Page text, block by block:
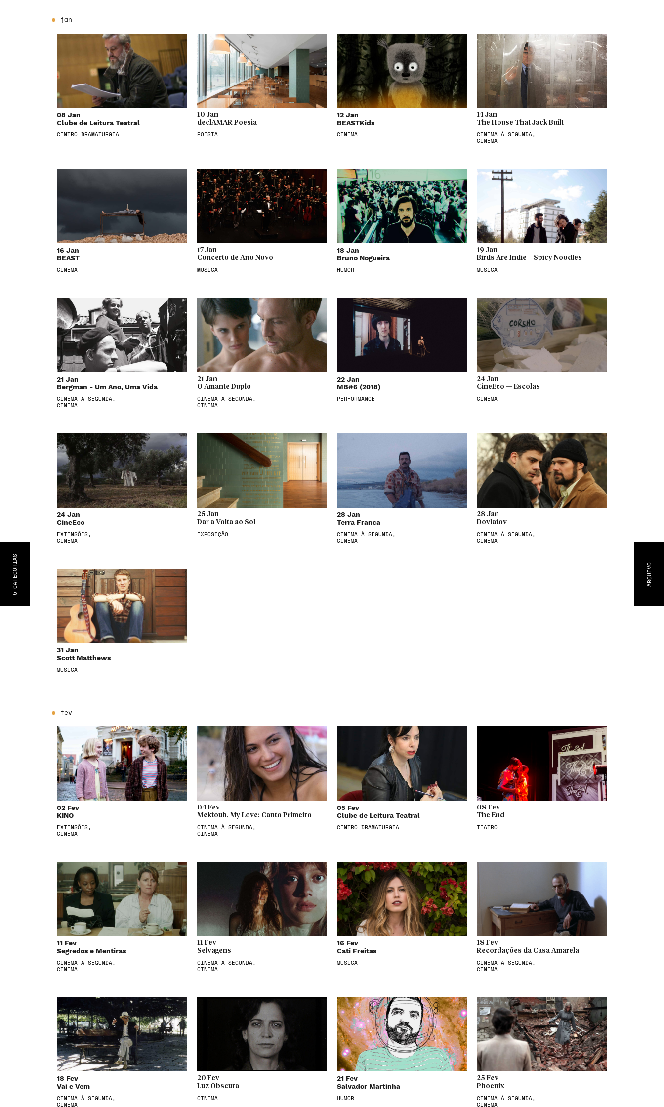
ARQUIVO
5
CATEGORIA
S
jan
08 Jan
Clube de Leitura Teatral
CENTRO DRAMATURGIA
10 Jan
declAMAR Poesia
POESIA
12 Jan
BEASTKids
CINEMA
14 Jan
The House That Jack Built
CINEMA À SEGUNDA,
CINEMA
16 Jan
BEAST
CINEMA
17 Jan
Concerto de Ano Novo
MÚSICA
18 Jan
Bruno Nogueira
HUMOR
19 Jan
Birds Are Indie + Spicy Noodles
MÚSICA
21 Jan
Bergman - Um Ano, Uma Vida
CINEMA À SEGUNDA,
CINEMA
21 Jan
O Amante Duplo
CINEMA À SEGUNDA,
CINEMA
22 Jan
MB#6 (2018)
PERFORMANCE
24 Jan
CineEco — Escolas
CINEMA
24 Jan
CineEco
EXTENSÕES,
CINEMA
25 Jan
Dar a Volta ao Sol
EXPOSIÇÃO
28 Jan
Terra Franca
CINEMA À SEGUNDA,
CINEMA
28 Jan
Dovlatov
CINEMA À SEGUNDA,
CINEMA
31 Jan
Scott Matthews
MÚSICA
fev
02 Fev
KINO
EXTENSÕES,
CINEMA
04 Fev
Mektoub, My Love: Canto Primeiro
CINEMA À SEGUNDA,
CINEMA
05 Fev
Clube de Leitura Teatral
CENTRO DRAMATURGIA
08 Fev
The End
TEATRO
11 Fev
Segredos e Mentiras
CINEMA À SEGUNDA,
CINEMA
11 Fev
Selvagens
CINEMA À SEGUNDA,
CINEMA
16 Fev
Cati Freitas
MÚSICA
18 Fev
Recordações da Casa Amarela
CINEMA À SEGUNDA,
CINEMA
18 Fev
Vai e Vem
CINEMA À SEGUNDA,
CINEMA
20 Fev
Luz Obscura
CINEMA
21 Fev
Salvador Martinha
HUMOR
25 Fev
Phoenix
CINEMA À SEGUNDA,
CINEMA